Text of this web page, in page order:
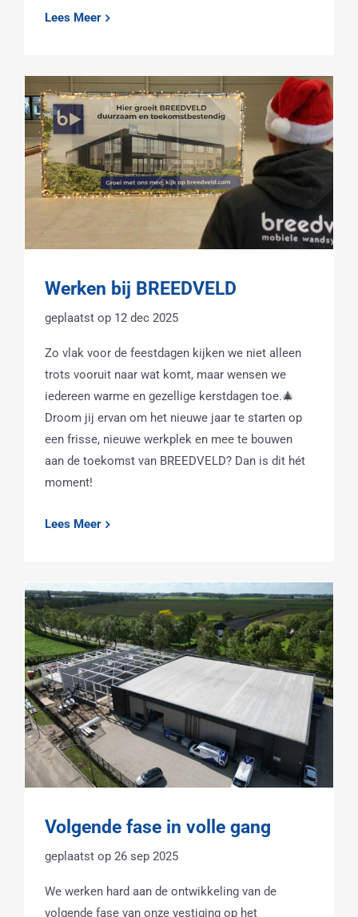
Lees Meer
Werken bij BREEDVELD
12 dec 2025
Zo vlak voor de feestdagen kijken we niet alleen
trots vooruit naar wat komt, maar wensen we
iedereen warme en gezellige kerstdagen toe.🎄
Droom jij ervan om het nieuwe jaar te starten op
een frisse, nieuwe werkplek en mee te bouwen
aan de toekomst van BREEDVELD? Dan is dit hét
moment!
Lees Meer
Volgende fase in volle gang
26 sep 2025
We werken hard aan de ontwikkeling van de
volgende fase van onze vestiging op het